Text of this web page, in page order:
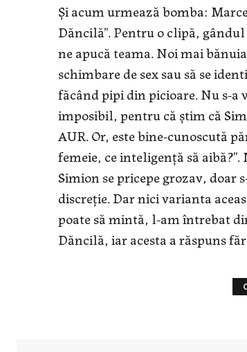
Și acum urmează bomba:
Dăncilă”. Pentru o clipă,
ne apucă teama. Noi mai
schimbare de sex sau să se
făcând pipi din picioare. Nu s-a
imposibil, pentru că știm că
AUR. Or, este bine-cunoscută
femeie, ce inteligență să
Simion se pricepe grozav, doar
discreție. Dar nici varianta
poate să mintă, l-am întrebat
Dăncilă, iar acesta a răspuns